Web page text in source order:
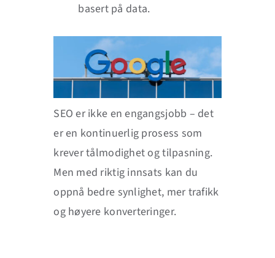
basert på data.
SEO er ikke en engangsjobb – det
er en kontinuerlig prosess som
krever tålmodighet og tilpasning.
Men med riktig innsats kan du
oppnå bedre synlighet, mer trafikk
og høyere konverteringer.